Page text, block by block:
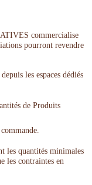
commercialise
pourront revendre
les espaces dédiés
de Produits
les quantités minimales
les contraintes en